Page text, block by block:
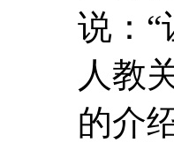
说：
人教
的介